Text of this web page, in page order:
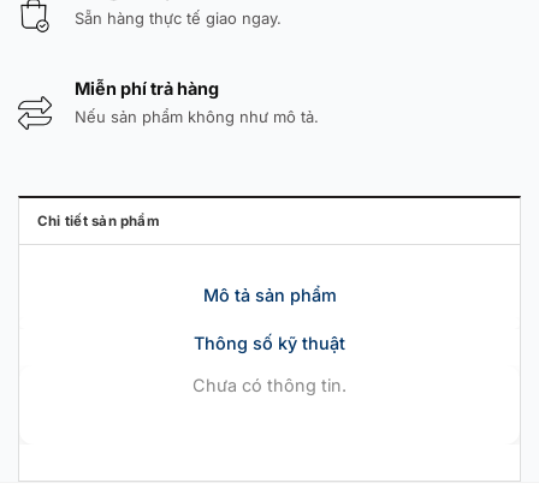
Sẵn hàng thực tế giao ngay.
Miễn phí trả hàng
Nếu sản phẩm không như mô tả.
Chi tiết sản phẩm
Mô tả sản phẩm
Thông số kỹ thuật
Chưa có thông tin.